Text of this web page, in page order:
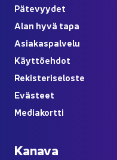
Pä­te­vyy­det
Alan hyvä tapa
Asia­kas­pal­ve­lu
Käyt­tö­eh­dot
Re­kis­te­ri­se­los­te
Eväs­teet
Me­dia­kort­ti
Ka­na­va